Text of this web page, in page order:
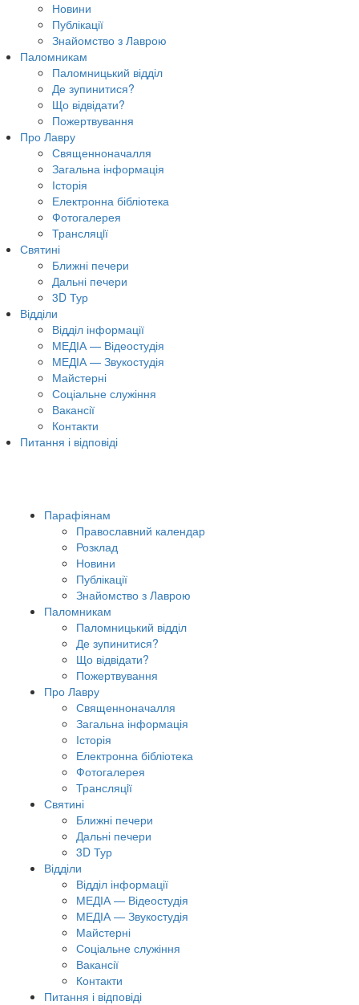
Новини
Публікації
Знайомство з Лаврою
Паломникам
Паломницький відділ
Де зупинитися?
Що відвідати?
Пожертвування
Про Лавру
Священноначалля
Загальна інформація
Історія
Електронна бібліотека
Фотогалерея
Трансляцiї
Святині
Ближні печери
Дальні печери
3D Тур
Відділи
Відділ інформації
МЕДІА — Відеостудія
МЕДІА — Звукостудія
Майстерні
Соціальне служіння
Вакансії
Контакти
Питання і відповіді
Парафіянам
Православний календар
Розклад
Новини
Публікації
Знайомство з Лаврою
Паломникам
Паломницький відділ
Де зупинитися?
Що відвідати?
Пожертвування
Про Лавру
Священноначалля
Загальна інформація
Історія
Електронна бібліотека
Фотогалерея
Трансляцiї
Святині
Ближні печери
Дальні печери
3D Тур
Відділи
Відділ інформації
МЕДІА — Відеостудія
МЕДІА — Звукостудія
Майстерні
Соціальне служіння
Вакансії
Контакти
Питання і відповіді